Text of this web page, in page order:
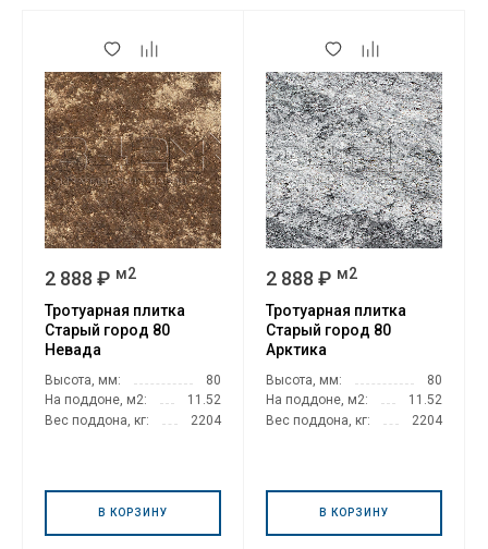
2 888 ₽ м2
Тротуарная плитка
Старый город 80
Невада
Высота, мм:
80
На поддоне, м2:
11.52
Вес поддона, кг:
2204
В КОРЗИНУ
2 888 ₽ м2
Тротуарная плитка
Старый город 80
Арктика
Высота, мм:
80
На поддоне, м2:
11.52
Вес поддона, кг:
2204
В КОРЗИНУ